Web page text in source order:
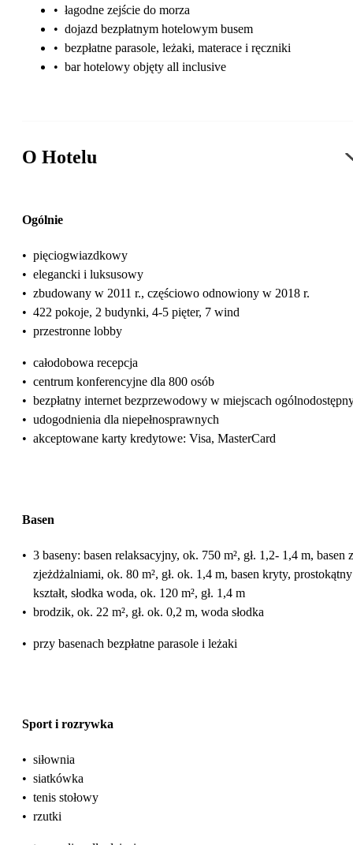
• łagodne zejście do morza
• dojazd bezpłatnym hotelowym busem
• bezpłatne parasole, leżaki, materace i ręczniki
• bar hotelowy objęty all inclusive
O Hotelu
Ogólnie
• pięciogwiazdkowy
• elegancki i luksusowy
• zbudowany w 2011 r., częściowo odnowiony w 2018 r.
• 422 pokoje, 2 budynki, 4-5 pięter, 7 wind
• przestronne lobby
• całodobowa recepcja
• centrum konferencyjne dla 800 osób
• bezpłatny internet bezprzewodowy w miejscach
• udogodnienia dla niepełnosprawnych
• akceptowane karty kredytowe: Visa, MasterCard
Basen
• 3 baseny: basen relaksacyjny, ok. 750 m², gł. 1,2- 1,4 m, basen
zjeżdżalniami, ok. 80 m², gł. ok. 1,4 m, basen kryty, prostokątny
kształt, słodka woda, ok. 120 m², gł. 1,4 m
• brodzik, ok. 22 m², gł. ok. 0,2 m, woda słodka
• przy basenach bezpłatne parasole i leżaki
Sport i rozrywka
• siłownia
• siatkówka
• tenis stołowy
• rzutki